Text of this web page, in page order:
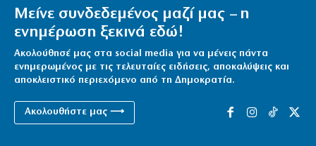
Μείνε συνδεδεμένος μαζί μας – η
ενημέρωση ξεκινά εδώ!
Ακολούθησέ μας στα social media για να μένεις πάντα
ενημερωμένος με τις τελευταίες ειδήσεις, αποκαλύψεις και
αποκλειστικό περιεχόμενο από τη Δημοκρατία.
Ακολουθήστε μας ⟶